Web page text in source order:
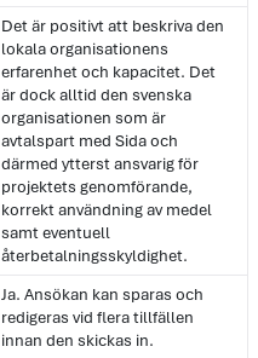
Det är positivt att beskriva den
lokala organisationens
erfarenhet och kapacitet. Det
är dock alltid den svenska
organisationen som är
avtalspart med Sida och
därmed ytterst ansvarig för
projektets genomförande,
korrekt användning av medel
samt eventuell
återbetalningsskyldighet.
Ja. Ansökan kan sparas och
redigeras vid flera tillfällen
innan den skickas in.